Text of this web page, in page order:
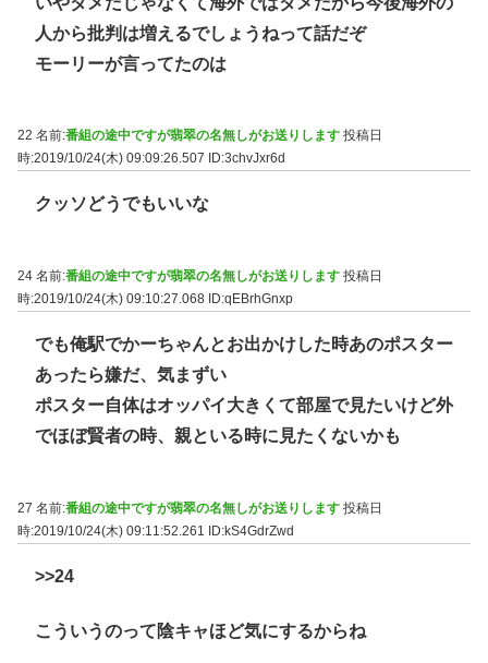
人から批判は増えるでしょうねって話だぞ
モーリーが言ってたのは
22 名前:番組の途中ですが翡翠の名無しがお送りします 投稿日
時:2019/10/24(木) 09:09:26.507
ID:3chvJxr6d
クッソどうでもいいな
24 名前:番組の途中ですが翡翠の名無しがお送りします 投稿日
時:2019/10/24(木) 09:10:27.068 ID:qEBrhGnxp
でも俺駅でかーちゃんとお出かけした時あのポスター
あったら嫌だ、気まずい
ポスター自体はオッパイ大きくて部屋で見たいけど外
でほぼ賢者の時、親といる時に見たくないかも
27 名前:番組の途中ですが翡翠の名無しがお送りします 投稿日
時:2019/10/24(木) 09:11:52.261 ID:kS4GdrZwd
>>24
こういうのって陰キャほど気にするからね